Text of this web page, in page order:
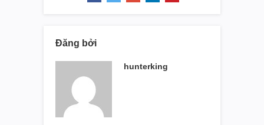
Đăng bởi
hunterking